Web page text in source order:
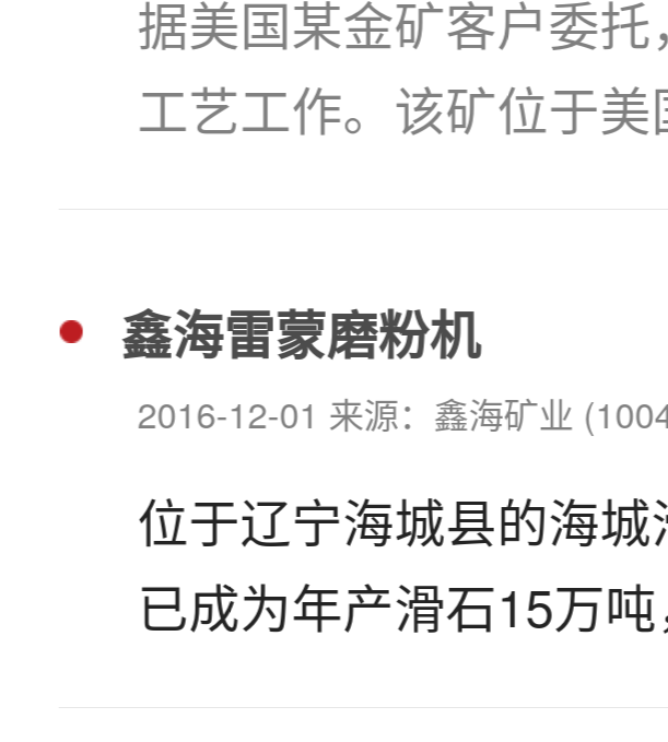
据美国某金矿客户委
工艺工作。该矿位于
3500t/d。 矿石性质为
仅存在于硫化带，也存
微细粒包裹在黄铁矿、
英和方解石共生。在氧
在。自然金嵌布粒度
下。...
鑫海雷蒙磨粉机
2016-12-01 来源：鑫海矿业
位于辽宁海城县的海
已成为年产滑石15万
型滑石矿。通过分析